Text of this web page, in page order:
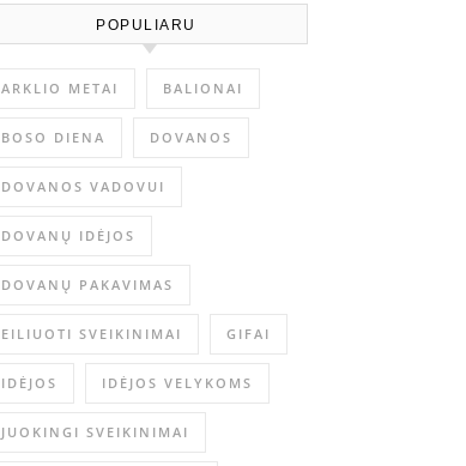
POPULIARU
ARKLIO METAI BALIONAI
BOSO DIENA DOVANOS
DOVANOS VADOVUI
DOVANŲ IDĖJOS
DOVANŲ PAKAVIMAS
EILIUOTI SVEIKINIMAI GIFAI
IDĖJOS IDĖJOS VELYKOMS
JUOKINGI SVEIKINIMAI